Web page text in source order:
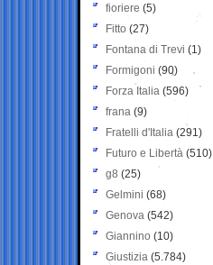
fioriere (5)
Fitto (27)
Fontana di Trevi (1)
Formigoni (90)
Forza Italia (596)
frana (9)
Fratelli d'Italia (291)
Futuro e Libertà (510)
g8 (25)
Gelmini (68)
Genova (542)
Giannino (10)
Giustizia (5.784)